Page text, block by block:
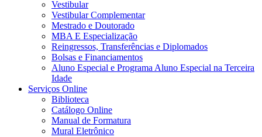
Vestibular
Vestibular Complementar
Mestrado e Doutorado
MBA E Especialização
Reingressos, Transferências e Diplomados
Bolsas e Financiamentos
Aluno Especial e Programa Aluno Especial na Terceira
Idade
Serviços Online
Biblioteca
Catálogo Online
Manual de Formatura
Mural Eletrônico